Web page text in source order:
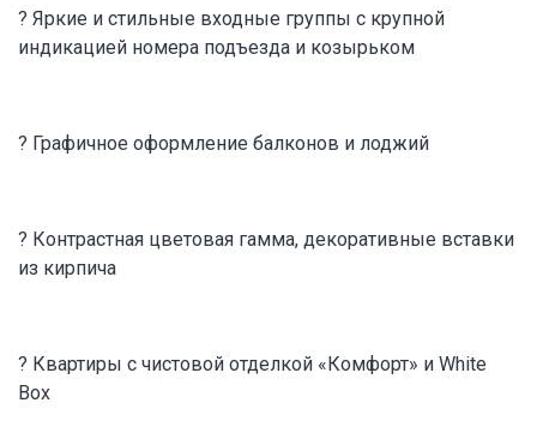
? Яркие и стильные входные группы с крупной
индикацией номера подъезда и козырьком
? Графичное оформление балконов и лоджий
? Контрастная цветовая гамма, декоративные вставки
из кирпича
? Квартиры с чистовой отделкой «Комфорт» и White
Box